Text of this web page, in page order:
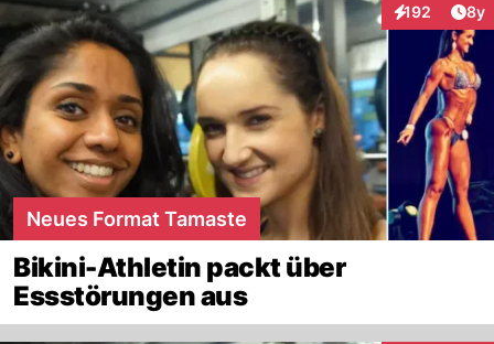
192
Interaktionen
8y
Neues Format Tamaste
Bikini-Athletin packt über
Essstörungen aus